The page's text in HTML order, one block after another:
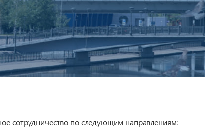
сотрудничество по следующим направлениям: